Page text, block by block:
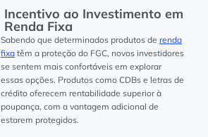
Incentivo ao Investimento em
Renda Fixa
Sabendo que determinados produtos de renda
fixa têm a proteção do FGC, novos investidores
se sentem mais confortáveis em explorar
essas opções. Produtos como CDBs e letras de
crédito oferecem rentabilidade superior à
poupança, com a vantagem adicional de
estarem protegidos.